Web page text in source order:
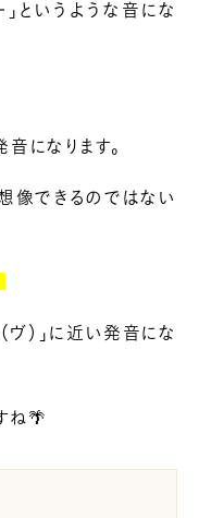
」というような音にな
になります。
像できるのではない
ヴ）」に近い発音にな
ね🌴